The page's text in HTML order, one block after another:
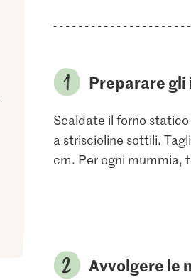
Preparare
Scaldate il forno
a striscioline sottili.
cm. Per ogni mummia,
Avvolgere le